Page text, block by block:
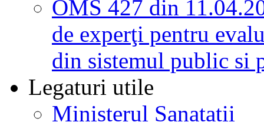
OMS 427 din
de experţi pentru
din sistemul public si
Legaturi utile
Ministerul Sanatatii